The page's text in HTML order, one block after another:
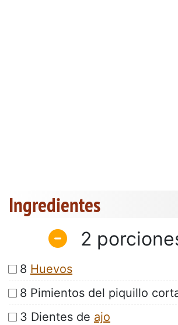
Ingredientes
2
8 Huevos
8 Pimientos del piquillo
3 Dientes de ajo